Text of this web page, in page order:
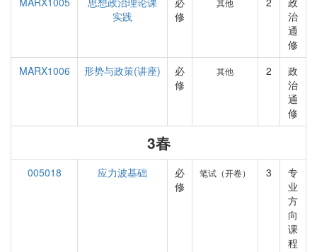
实践
修
其他
治
通
修
MARX1006
形势与政策(讲座)
必
修
其他 2
政
治
通
修
3春
005018 应力波基础
必
修
笔试（开卷） 3
专
业
方
向
课
程